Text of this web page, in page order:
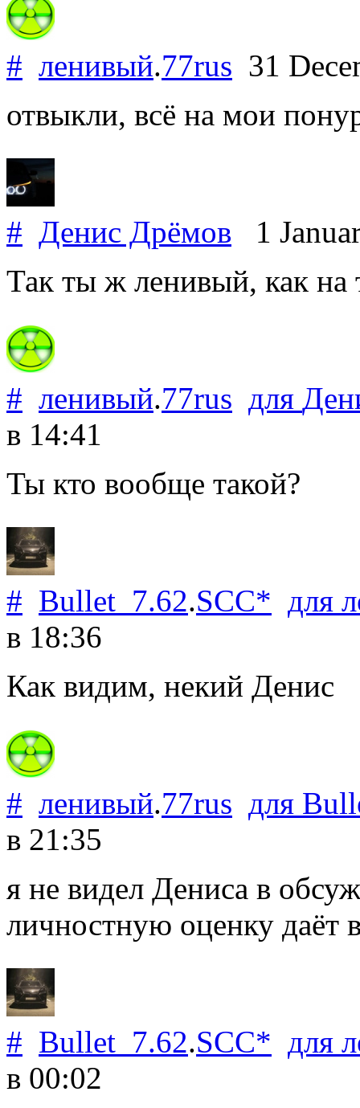
# ленивый.77rus 31
отвыкли, всё на мои
# Денис Дрёмов 1
Так ты ж ленивый, как на
# ленивый.77rus для
в 14:41
Ты кто вообще такой?
# Bullet_7.62.SCC* для
в 18:36
Как видим, некий Денис
# ленивый.77rus для
в 21:35
я не видел Дениса в
личностную оценку даёт
# Bullet_7.62.SCC* для
в 00:02